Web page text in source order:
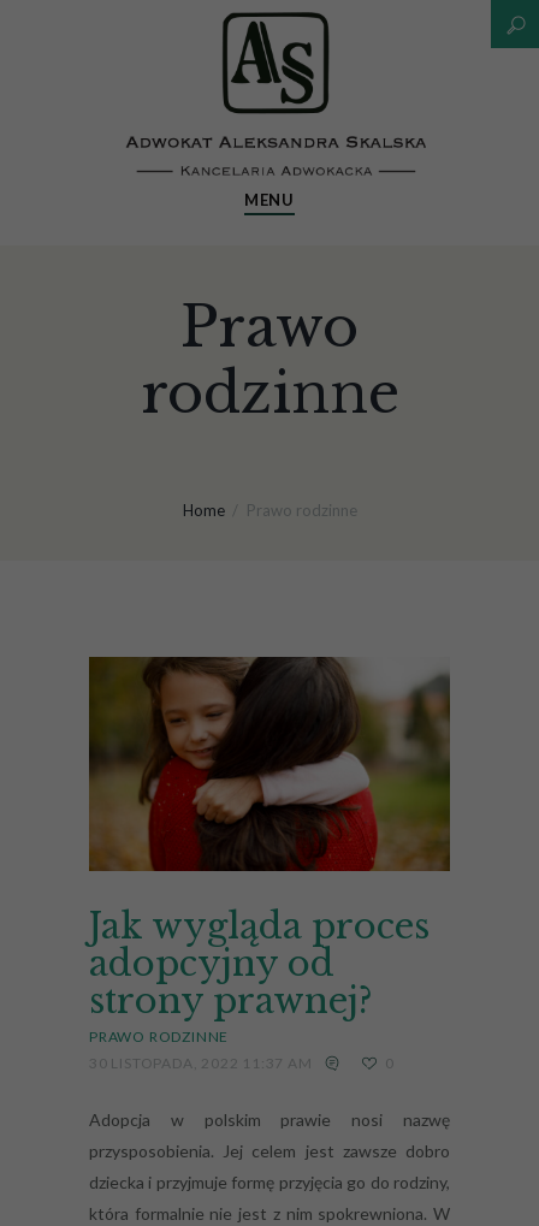
MENU
Prawo
rodzinne
Home Prawo rodzinne
Jak wygląda proces
adopcyjny od
strony prawnej?
PRAWO RODZINNE
30 LISTOPADA, 2022 11:37 AM
0
Adopcja w polskim prawie nosi nazwę
przysposobienia. Jej celem jest zawsze dobro
dziecka i przyjmuje formę przyjęcia go do rodziny,
która formalnie nie jest z nim spokrewniona. W